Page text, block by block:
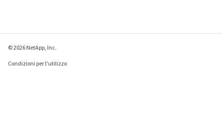
© 2026 NetApp, Inc.
Condizioni per l'utilizzo